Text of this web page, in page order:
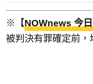
※【NOWnews 今
被判決有罪確定前，